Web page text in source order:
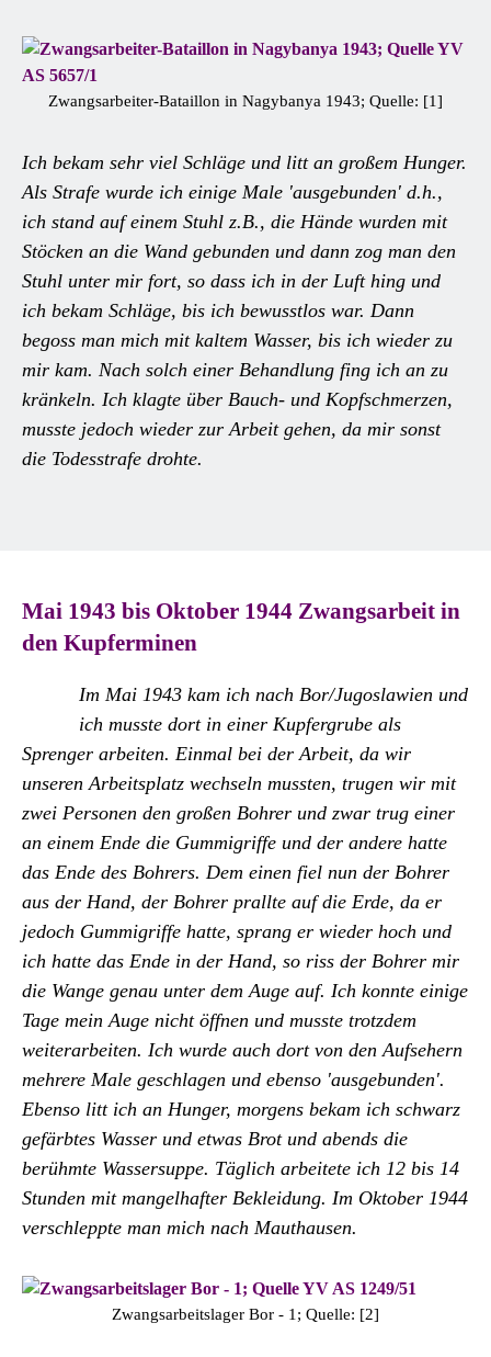
Zwangsarbeiter-Bataillon in Nagybanya 1943; Quelle: [1]
Ich bekam sehr viel Schläge und litt an großem Hunger.
Als Strafe wurde ich einige Male 'ausgebunden' d.h.,
ich stand auf einem Stuhl z.B., die Hände wurden mit
Stöcken an die Wand gebunden und dann zog man den
Stuhl unter mir fort, so dass ich in der Luft hing und
ich bekam Schläge, bis ich bewusstlos war. Dann
begoss man mich mit kaltem Wasser, bis ich wieder zu
mir kam. Nach solch einer Behandlung fing ich an zu
kränkeln. Ich klagte über Bauch- und Kopfschmerzen,
musste jedoch wieder zur Arbeit gehen, da mir sonst
die Todesstrafe drohte.
Mai 1943 bis Oktober 1944 Zwangsarbeit in
den Kupferminen
Im Mai 1943 kam ich nach Bor/Jugoslawien und
ich musste dort in einer Kupfergrube als
Sprenger arbeiten. Einmal bei der Arbeit, da wir
unseren Arbeitsplatz wechseln mussten, trugen wir mit
zwei Personen den großen Bohrer und zwar trug einer
an einem Ende die Gummigriffe und der andere hatte
das Ende des Bohrers. Dem einen fiel nun der Bohrer
aus der Hand, der Bohrer prallte auf die Erde, da er
jedoch Gummigriffe hatte, sprang er wieder hoch und
ich hatte das Ende in der Hand, so riss der Bohrer mir
die Wange genau unter dem Auge auf. Ich konnte einige
Tage mein Auge nicht öffnen und musste trotzdem
weiterarbeiten. Ich wurde auch dort von den Aufsehern
mehrere Male geschlagen und ebenso 'ausgebunden'.
Ebenso litt ich an Hunger, morgens bekam ich schwarz
gefärbtes Wasser und etwas Brot und abends die
berühmte Wassersuppe. Täglich arbeitete ich 12 bis 14
Stunden mit mangelhafter Bekleidung. Im Oktober 1944
verschleppte man mich nach Mauthausen.
Zwangsarbeitslager Bor - 1; Quelle: [2]